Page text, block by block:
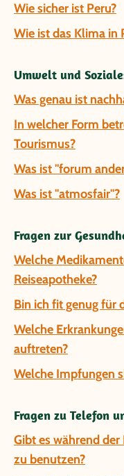
Wie sicher ist Peru?
Wie ist das Klima in
Umwelt und
Was genau ist
In welcher Form
Tourismus?
Was ist "forum
Was ist "atmosfair"?
Fragen zur
Welche
Reiseapotheke?
Bin ich fit genug für
Welche
auftreten?
Welche Impfungen
Fragen zu Telefon
Gibt es während
zu benutzen?